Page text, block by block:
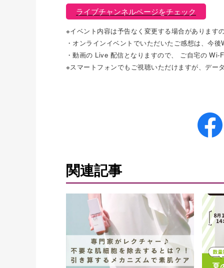
ライブチャンネルページをチェック
※イベント内容は予告なく変更する場合があります
・オンラインイベントでいただいたご感想は、今
・動画の Live 配信となりますので、 ご自宅の
※スマートフォンでもご視聴いただけますが、デー
関連記事